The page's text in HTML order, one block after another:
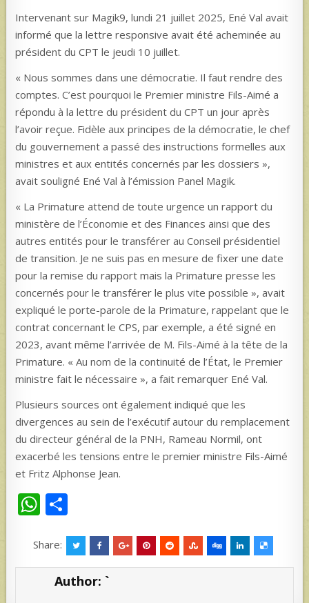
Intervenant sur Magik9, lundi 21 juillet 2025, Ené Val avait
informé que la lettre responsive avait été acheminée au
président du CPT le jeudi 10 juillet.
« Nous sommes dans une démocratie. Il faut rendre des
comptes. C’est pourquoi le Premier ministre Fils-Aimé a
répondu à la lettre du président du CPT un jour après
l’avoir reçue. Fidèle aux principes de la démocratie, le chef
du gouvernement a passé des instructions formelles aux
ministres et aux entités concernés par les dossiers »,
avait souligné Ené Val à l’émission Panel Magik.
« La Primature attend de toute urgence un rapport du
ministère de l’Économie et des Finances ainsi que des
autres entités pour le transférer au Conseil présidentiel
de transition. Je ne suis pas en mesure de fixer une date
pour la remise du rapport mais la Primature presse les
concernés pour le transférer le plus vite possible », avait
expliqué le porte-parole de la Primature, rappelant que le
contrat concernant le CPS, par exemple, a été signé en
2023, avant même l’arrivée de M. Fils-Aimé à la tête de la
Primature. « Au nom de la continuité de l’État, le Premier
ministre fait le nécessaire », a fait remarquer Ené Val.
Plusieurs sources ont également indiqué que les
divergences au sein de l’exécutif autour du remplacement
du directeur général de la PNH, Rameau Normil, ont
exacerbé les tensions entre le premier ministre Fils-Aimé
et Fritz Alphonse Jean.
W
at
s
ar
e
Share:
Author: `